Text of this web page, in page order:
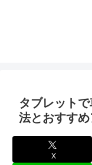
タブレット
法とおすす
X